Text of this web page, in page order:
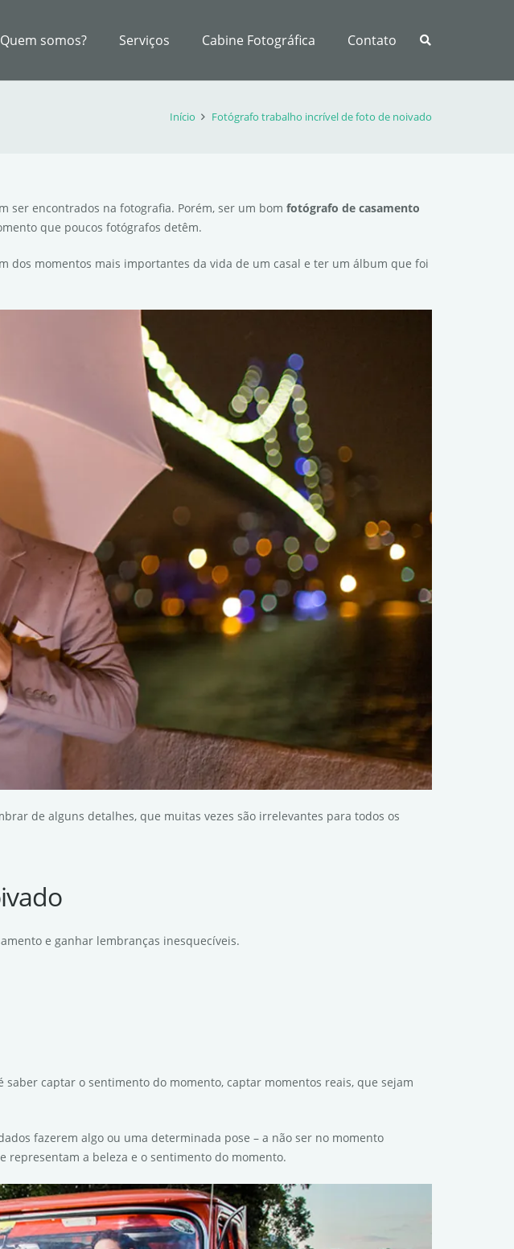
Quem somos? Serviços Cabine Fotográfica Contato
Início Fotógrafo trabalho incrível de foto de noivado
ser encontrados na fotografia. Porém, ser um bom fotógrafo de casamento
que poucos fotógrafos detêm.
dos momentos mais importantes da vida de um casal e ter um álbum que foi
de alguns detalhes, que muitas vezes são irrelevantes para todos os
e ganhar lembranças inesquecíveis.
captar o sentimento do momento, captar momentos reais, que sejam
fazerem algo ou uma determinada pose – a não ser no momento
representam a beleza e o sentimento do momento.